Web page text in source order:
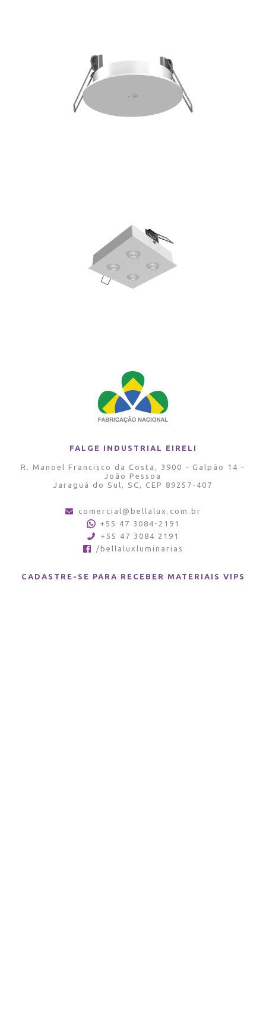
FALGE INDUSTRIAL EIRELI
R. Manoel Francisco da Costa, 3900 - Galpão 14 -
João Pessoa
Jaraguá do Sul, SC, CEP 89257-407
comercial@bellalux.com.br
+55 47 3084-2191
+55 47 3084 2191
/bellaluxluminarias
CADASTRE-SE PARA RECEBER MATERIAIS VIPS